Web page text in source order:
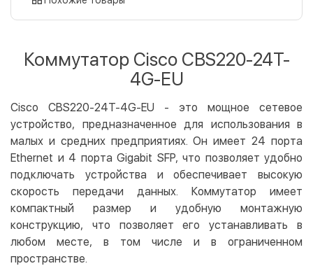
LiqPay
Google Pay
Безналичный расчет
Оплата на карту юр.лица
Оплата на счет юр.лица
Бесплатно
Кредит
Мгновенная рассрочка (Приватбанк)
Оплата частями (Приватбанк)
Покупка частями (Монобанк)
Коммутатор Cisco CBS220-24T-
4G-EU
Cisco CBS220-24T-4G-EU - это мощное сетевое
устройство, предназначенное для использования в
малых и средних предприятиях. Он имеет 24 порта
Ethernet и 4 порта Gigabit SFP, что позволяет удобно
подключать устройства и обеспечивает высокую
скорость передачи данных. Коммутатор имеет
компактный размер и удобную монтажную
конструкцию, что позволяет его устанавливать в
любом месте, в том числе и в ограниченном
пространстве.